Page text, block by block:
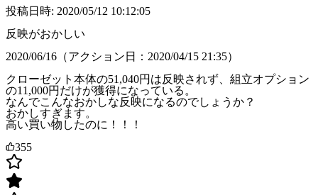
投稿日時: 2020/05/12 10:12:05
反映がおかしい
2020/06/16（アクション日：2020/04/15 21:35）
クローゼット本体の51,040円は反映されず、組立オプション
の11,000円だけが獲得になっている。
なんでこんなおかしな反映になるのでしょうか？
おかしすぎます。
高い買い物したのに！！！
355